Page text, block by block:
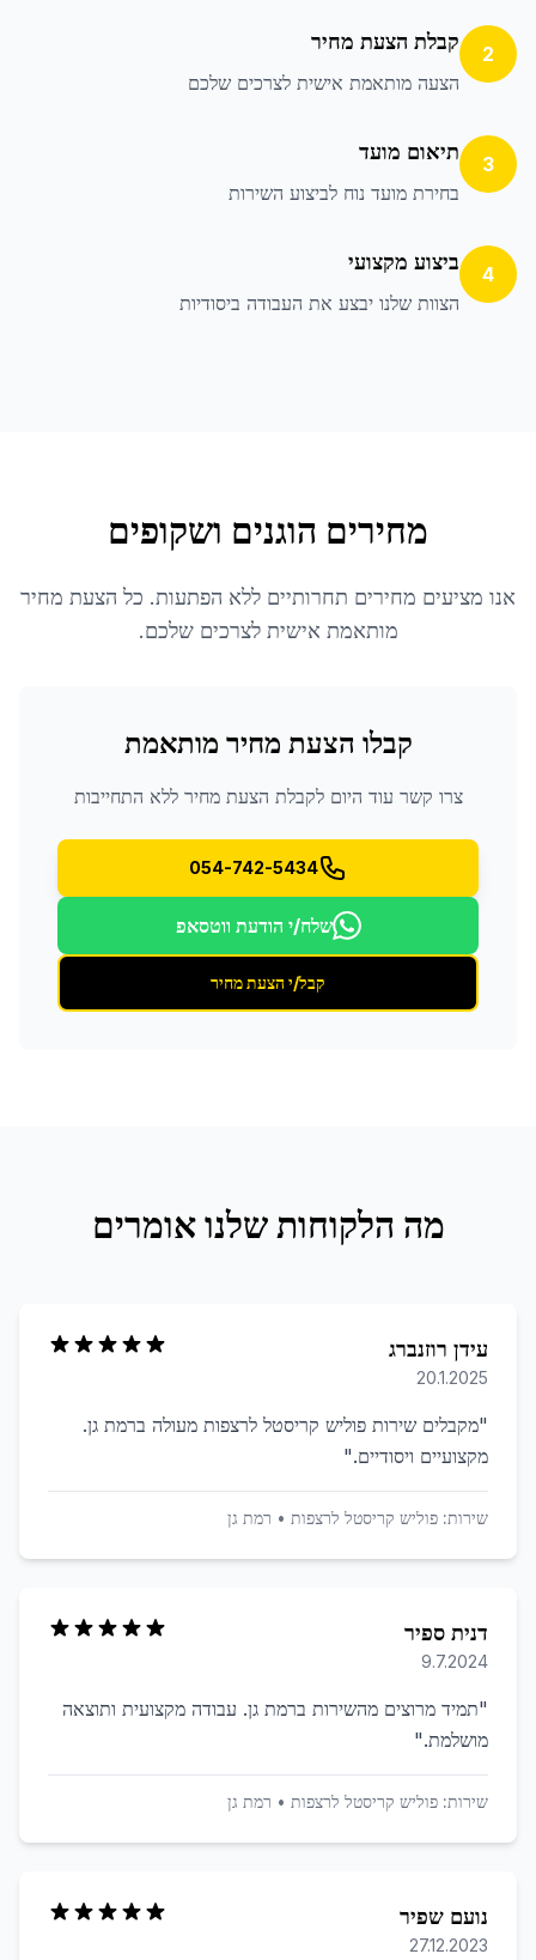
2 קבלת הצעת מחיר
הצעה מותאמת אישית לצרכים שלכם
3 תיאום מועד
בחירת מועד נוח לביצוע השירות
4 ביצוע מקצועי
הצוות שלנו יבצע את העבודה ביסודיות
מחירים הוגנים ושקופים
אנו מציעים מחירים תחרותיים ללא הפתעות. כל הצעת מחיר
מותאמת אישית לצרכים שלכם.
קבלו הצעת מחיר מותאמת
צרו קשר עוד היום לקבלת הצעת מחיר ללא התחייבות
054-742-5434
שלח/י הודעת ווטסאפ
קבל/י הצעת מחיר
מה הלקוחות שלנו אומרים
עידן רוזנברג
20.1.2025
"מקבלים שירות פוליש קריסטל לרצפות מעולה ברמת גן.
מקצועיים ויסודיים."
שירות: פוליש קריסטל לרצפות • רמת גן
דנית ספיר
9.7.2024
"תמיד מרוצים מהשירות ברמת גן. עבודה מקצועית ותוצאה
מושלמת."
שירות: פוליש קריסטל לרצפות • רמת גן
נועם שפיר
27.12.2023